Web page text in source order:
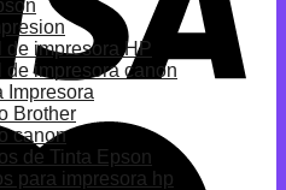
de impresora HP
de impresora canon
Impresora
Brother
canon
de Tinta Epson
para impresora hp